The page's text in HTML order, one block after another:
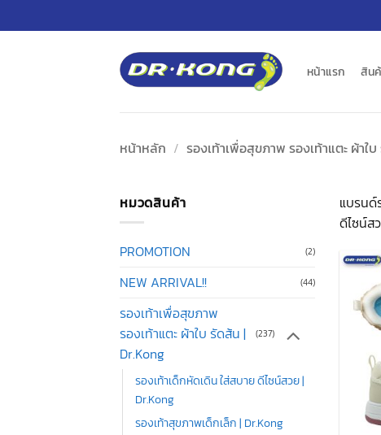
ไป
หน้าแรก สิน
หน้าหลัก / รองเท้าเพื่อสุขภาพ รองเท้าแตะ ผ้าใ
หมวดสินค้า
PROMOTION (2)
NEW ARRIVAL!! (44)
รองเท้าเพื่อสุขภาพ
รองเท้าแตะ ผ้าใบ รัดส้น |
Dr.Kong
(237)
รองเท้าเด็กหัดเดิน ใส่สบาย ดีไซน์สวย |
Dr.Kong
รองเท้าสุขภาพเด็กเล็ก | Dr.Kong
แบรนด์
ดีไซน์ส